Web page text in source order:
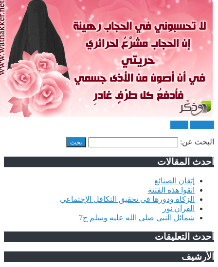
عن:
المقالات
إتقان الصنائع
اتقوا هذه الفتنة
الزكاة ودورها فى تحقيق التكافل الإجتماعي
القرآن نور
شمائل النبي صلى الله عليه وسلم ج7
التعليقات